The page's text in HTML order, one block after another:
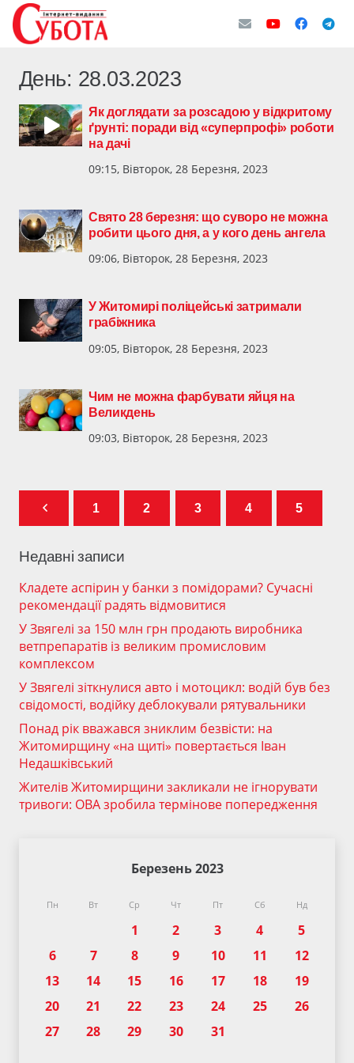
День: 28.03.2023
Як доглядати за розсадою у відкритому
ґрунті: поради від «суперпрофі» роботи
на дачі
09:15, Вівторок, 28 Березня, 2023
Свято 28 березня: що суворо не можна
робити цього дня, а у кого день ангела
09:06, Вівторок, 28 Березня, 2023
У Житомирі поліцейські затримали
грабіжника
09:05, Вівторок, 28 Березня, 2023
Чим не можна фарбувати яйця на
Великдень
09:03, Вівторок, 28 Березня, 2023
1 2 3 4 5
Недавні записи
Кладете аспірин у банки з помідорами? Сучасні
рекомендації радять відмовитися
У Звягелі за 150 млн грн продають виробника
ветпрепаратів із великим промисловим
комплексом
У Звягелі зіткнулися авто і мотоцикл: водій був без
свідомості, водійку деблокували рятувальники
Понад рік вважався зниклим безвісти: на
Житомирщину «на щиті» повертається Іван
Недашківський
Жителів Житомирщини закликали не ігнорувати
тривоги: ОВА зробила термінове попередження
Березень 2023
Пн Вт Ср Чт Пт Сб Нд
1 2 3 4
5
6
7 8 9 10 11
12
13
14 15 16 17 18
19
20
21 22 23 24 25
26
27
28 29 30 31